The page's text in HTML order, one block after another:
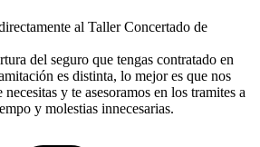
al Taller Concertado de
del seguro que tengas contratado en
es distinta, lo mejor es que nos
y te asesoramos en los tramites a
y molestias innecesarias.